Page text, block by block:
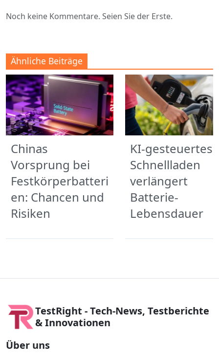
Noch keine Kommentare. Seien Sie der Erste.
Ähnliche Beiträge
Chinas
Vorsprung bei
Festkörperbatteri
en: Chancen und
Risiken
KI-gesteuertes
Schnellladen
verlängert
Batterie-
Lebensdauer
TestRight - Tech-News, Testberichte
& Innovationen
Über uns